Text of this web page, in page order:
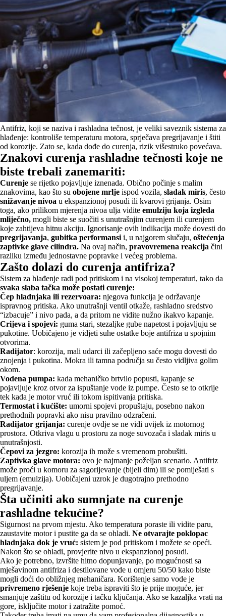
Antifriz, koji se naziva i rashladna tečnost, je veliki saveznik sistema za
hlađenje: kontroliše temperaturu motora, sprječava pregrijavanje i štiti
od korozije. Zato se, kada dođe do curenja, rizik višestruko povećava.
Znakovi curenja rashladne tečnosti koje ne
biste trebali zanemariti:
Curenje se rijetko pojavljuje iznenada. Obično počinje s malim
znakovima, kao što su obojene mrlje ispod vozila, sladak miris, često
snižavanje nivoa u ekspanzionoj posudi ili kvarovi grijanja. Osim
toga, ako prilikom mjerenja nivoa ulja vidite emulziju koja izgleda
mliječno, mogli biste se suočiti s unutrašnjim curenjem ili curenjem
koje zahtijeva hitnu akciju. Ignorisanje ovih indikacija može dovesti do
pregrijavanja, gubitka performansi i, u najgorem slučaju, oštećenja
zaptivke glave cilindra. Na ovaj način, pravovremena reakcija čini
razliku između jednostavne popravke i većeg problema.
Zašto dolazi do curenja antifriza?
Sistem za hlađenje radi pod pritiskom i na visokoj temperaturi, tako da
svaka slaba tačka može postati curenje:
Čep hladnjaka ili rezervoara: njegova funkcija je održavanje
ispravnog pritiska. Ako unutrašnji ventil otkaže, rashladno sredstvo
“izbacuje” i nivo pada, a da pritom ne vidite nužno ikakvo kapanje.
Crijeva i spojevi: guma stari, stezaljke gube napetost i pojavljuju se
pukotine. Uobičajeno je vidjeti suhe ostatke boje antifriza u spojnim
otvorima.
Radijator: korozija, mali udarci ili začepljeno saće mogu dovesti do
znojenja i pukotina. Mokra ili tamna područja su često vidljiva golim
okom.
Vodena pumpa: kada mehaničko brtvilo popusti, kapanje se
pojavljuje kroz otvor za ispuštanje vode iz pumpe. Često se to otkrije
tek kada je motor vruć ili tokom ispitivanja pritiska.
Termostat i kućište: umorni spojevi propuštaju, posebno nakon
prethodnih popravki ako nisu pravilno odzračeni.
Radijator grijanja: curenje ovdje se ne vidi uvijek iz motornog
prostora. Otkriva vlagu u prostoru za noge suvozača i sladak miris u
unutrašnjosti.
Čepovi za jezgro: korozija ih može s vremenom probušiti.
Zaptivka glave motora: ovo je najmanje poželjan scenario. Antifriz
može proći u komoru za sagorijevanje (bijeli dim) ili se pomiješati s
uljem (emulzija). Uobičajeni uzrok je dugotrajno prethodno
pregrijavanje.
Šta učiniti ako sumnjate na curenje
rashladne tekućine?
Sigurnost na prvom mjestu. Ako temperatura poraste ili vidite paru,
zaustavite motor i pustite ga da se ohladi. Ne otvarajte poklopac
hladnjaka dok je vruć: sistem je pod pritiskom i možete se opeći.
Nakon što se ohladi, provjerite nivo u ekspanzionoj posudi.
Ako je potrebno, izvršite hitno dopunjavanje, po mogućnosti sa
mješavinom antifriza i destilovane vode u omjeru 50/50 kako biste
mogli doći do obližnjeg mehaničara. Korištenje samo vode je
privremeno rješenje koje treba ispraviti što je prije moguće, jer
smanjuje zaštitu od korozije i tačku ključanja. Ako se kazaljka vrati na
gore, isključite motor i zatražite pomoć.